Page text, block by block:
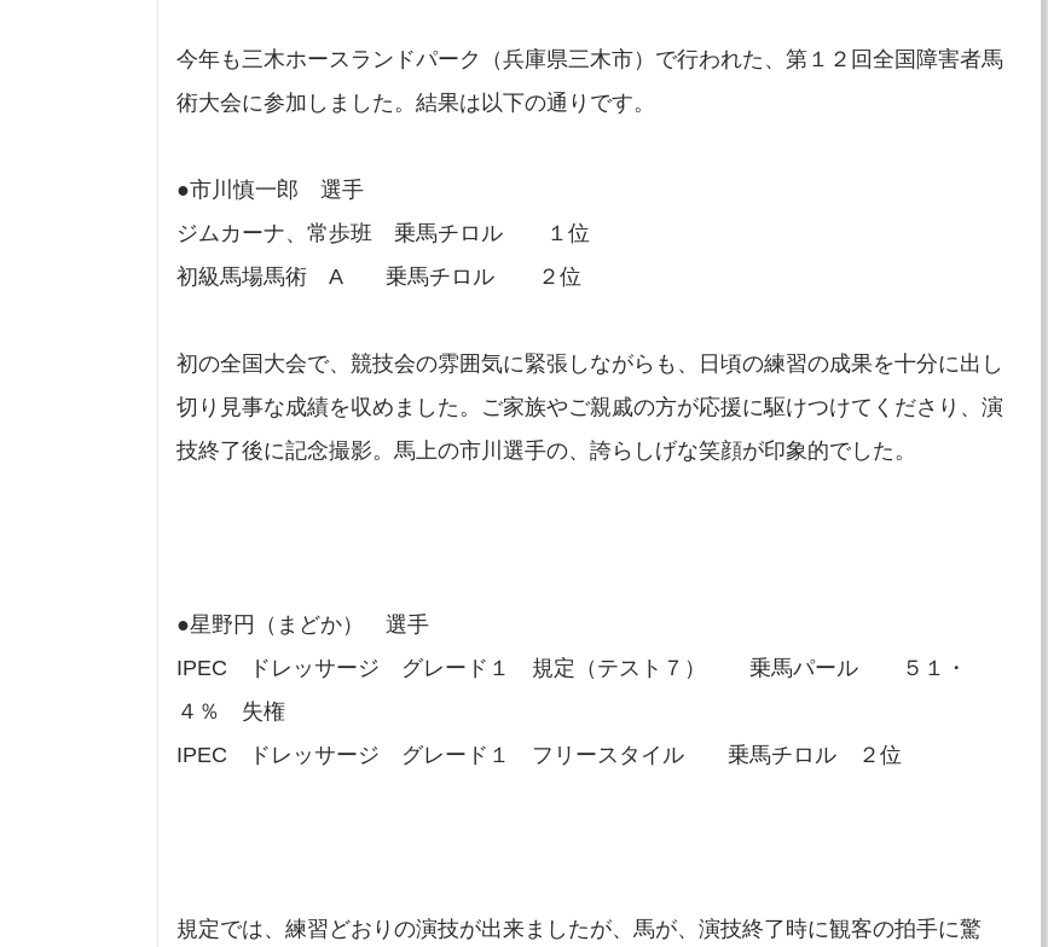
今年も三木ホースランドパーク（兵庫県三木市）で行われた、第１２回全国障害者馬
術大会に参加しました。結果は以下の通りです。
●市川慎一郎 選手
ジムカーナ、常歩班 乗馬チロル １位
初級馬場馬術 A 乗馬チロル ２位
初の全国大会で、競技会の雰囲気に緊張しながらも、日頃の練習の成果を十分に出し
切り見事な成績を収めました。ご家族やご親戚の方が応援に駆けつけてくださり、演
技終了後に記念撮影。馬上の市川選手の、誇らしげな笑顔が印象的でした。
●星野円（まどか） 選手
IPEC ドレッサージ グレード１ 規定（テスト７） 乗馬パール ５１・
４％ 失権
IPEC ドレッサージ グレード１ フリースタイル 乗馬チロル ２位
規定では、練習どおりの演技が出来ましたが、馬が、演技終了時に観客の拍手に驚